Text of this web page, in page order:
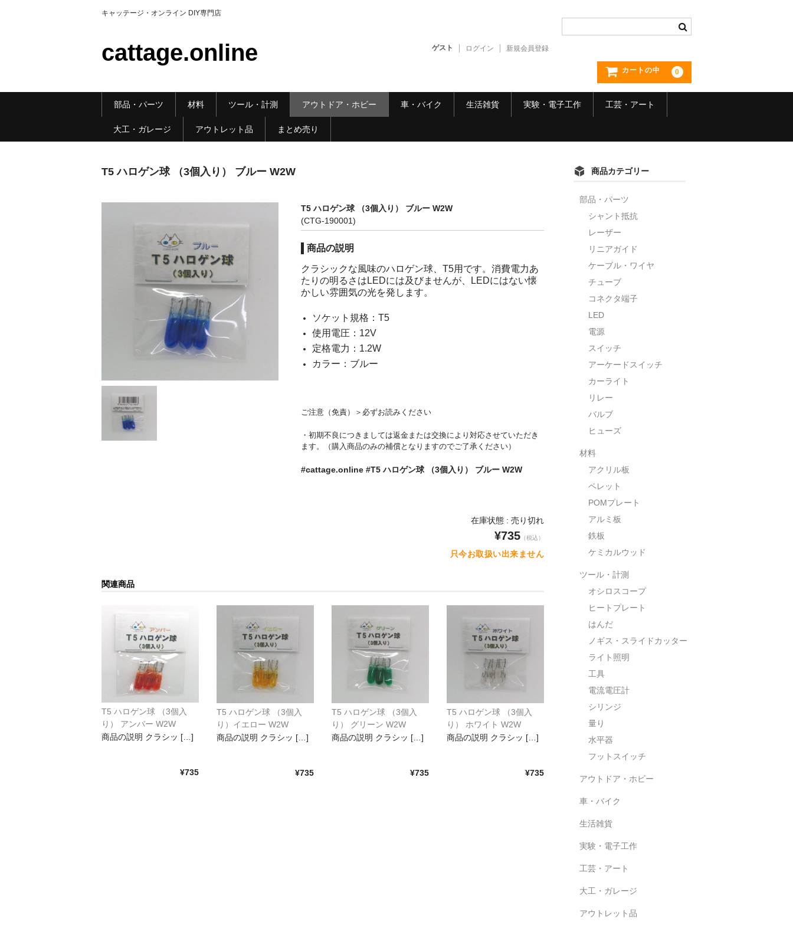
キャッテージ・オンライン DIY専門店
cattage.online ゲスト ログイン 新規会員登録
カートの中 0
部品・パーツ 材料 ツール・計測 アウトドア・ホビー 車・バイク 生活雑貨 実験・電子工作 工芸・アート
大工・ガレージ アウトレット品 まとめ売り
T5 ハロゲン球 （3個入り） ブルー W2W
T5 ハロゲン球 （3個入り） ブルー W2W
(CTG-190001)
商品の説明
クラシックな風味のハロゲン球、T5用です。消費電力あ
たりの明るさはLEDには及びませんが、LEDにはない懐
かしい雰囲気の光を発します。
ソケット規格：T5
使用電圧：12V
定格電力：1.2W
カラー：ブルー
ご注意（免責）＞必ずお読みください
・初期不良につきましては返金または交換により対応させていただき
ます。（購入商品のみの補償となりますのでご了承ください）
#cattage.online #T5 ハロゲン球 （3個入り） ブルー W2W
在庫状態 : 売り切れ
¥735 （税込）
只今お取扱い出来ません
関連商品
T5 ハロゲン球 （3個入
り） アンバー W2W
商品の説明 クラシッ […]
¥735
T5 ハロゲン球 （3個入
り）イエロー W2W
商品の説明 クラシッ […]
¥735
T5 ハロゲン球 （3個入
り） グリーン W2W
商品の説明 クラシッ […]
¥735
T5 ハロゲン球 （3個入
り） ホワイト W2W
商品の説明 クラシッ […]
¥735
商品カテゴリー
部品・パーツ
シャント抵抗
レーザー
リニアガイド
ケーブル・ワイヤ
チューブ
コネクタ端子
LED
電源
スイッチ
アーケードスイッチ
カーライト
リレー
バルブ
ヒューズ
材料
アクリル板
ペレット
POMプレート
アルミ板
鉄板
ケミカルウッド
ツール・計測
オシロスコープ
ヒートプレート
はんだ
ノギス・スライドカッター
ライト照明
工具
電流電圧計
シリンジ
量り
水平器
フットスイッチ
アウトドア・ホビー
車・バイク
生活雑貨
実験・電子工作
工芸・アート
大工・ガレージ
アウトレット品